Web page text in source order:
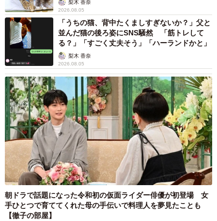
梨木 香奈
2026.08.05
「うちの猫、背中たくましすぎないか？」父と
並んだ猫の後ろ姿にSNS騒然 「筋トレして
る？」「すごく丈夫そう」「ハーランドかと」
梨木 香奈
2026.08.05
朝ドラで話題になった令和初の仮面ライダー俳優が初登場 女
手ひとつで育ててくれた母の手伝いで料理人を夢見たことも
【徹子の部屋】